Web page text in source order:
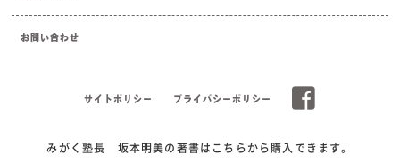
お問い合わせ
サイトポリシー プライバシーポリシー
みがく塾長 坂本明美の著書はこちらから購入できます。